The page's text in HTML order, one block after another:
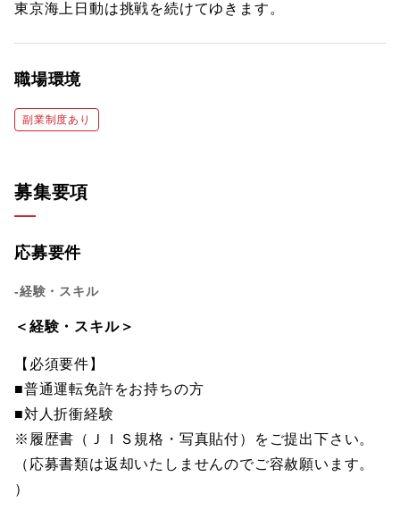
東京海上日動は挑戦を続けてゆきます。
職場環境
副業制度あり
募集要項
応募要件
-経験・スキル
＜経験・スキル＞
【必須要件】
■普通運転免許をお持ちの方
■対人折衝経験
※履歴書（ＪＩＳ規格・写真貼付）をご提出下さい。
（応募書類は返却いたしませんのでご容赦願います。
）